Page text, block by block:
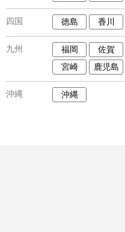
四国 徳島 香川
九州 福岡 佐賀
宮崎
鹿児島
沖縄 沖縄